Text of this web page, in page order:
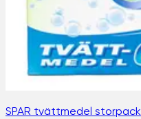
SPAR tvättmedel storpack